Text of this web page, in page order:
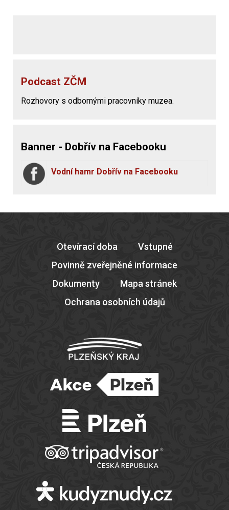
Podcast ZČM
Rozhovory s odbornými pracovníky muzea.
Banner - Dobřív na Facebooku
Vodní hamr Dobřív na Facebooku
Otevírací doba
Vstupné
Povinně zveřejněné informace
Dokumenty
Mapa stránek
Ochrana osobních údajů